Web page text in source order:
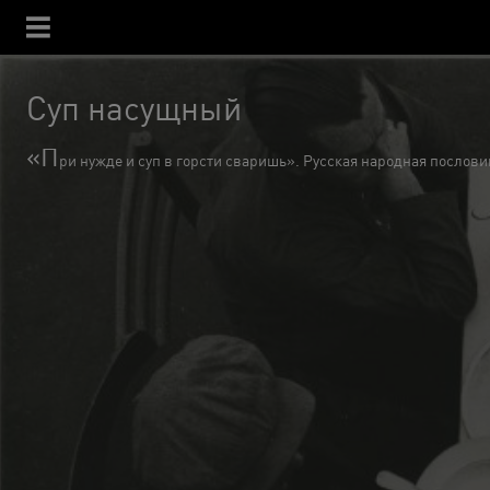
Суп насущный
«П ри нужде и суп в горсти сваришь». Русская народная